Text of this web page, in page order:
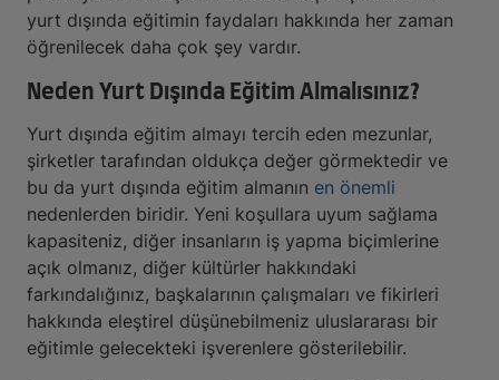
yurt dışında eğitimin faydaları hakkında her zaman
öğrenilecek daha çok şey vardır.
Neden Yurt Dışında Eğitim Almalısınız?
Yurt dışında eğitim almayı tercih eden mezunlar,
şirketler tarafından oldukça değer görmektedir ve
bu da yurt dışında eğitim almanın en önemli
nedenlerden biridir. Yeni koşullara uyum sağlama
kapasiteniz, diğer insanların iş yapma biçimlerine
açık olmanız, diğer kültürler hakkındaki
farkındalığınız, başkalarının çalışmaları ve fikirleri
hakkında eleştirel düşünebilmeniz uluslararası bir
eğitimle gelecekteki işverenlere gösterilebilir.